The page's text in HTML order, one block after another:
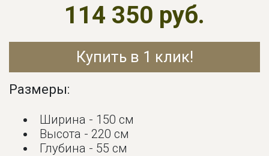
Купить в 1 клик!
114 350 руб.
Размеры:
Ширина - 150 см
Высота - 220 см
Глубина - 55 см